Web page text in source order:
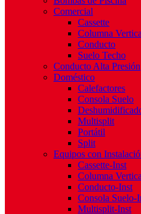
Comercial
Cassette
Columna
Conducto
Suelo Techo
Conducto Alta Presión
Doméstico
Calefactores
Consola Suelo
Multisplit
Portátil
Split
Equipos con
Cassette-Inst
Columna
Conducto-Inst
Consola Suelo-
Multisplit-Inst